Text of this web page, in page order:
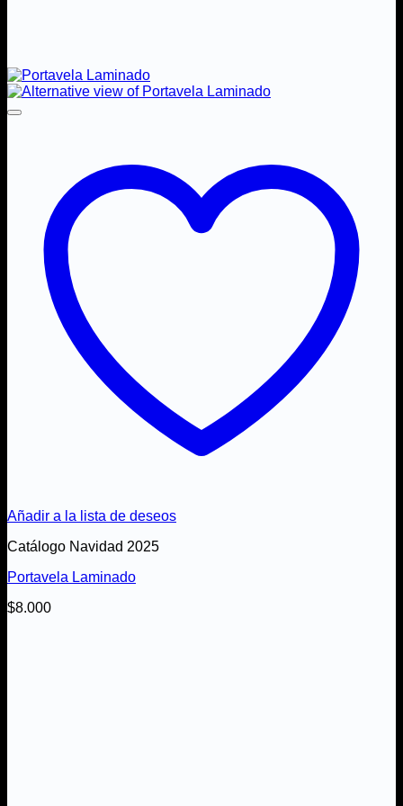
Añadir a la lista de deseos
Catálogo Navidad 2025
Portavela Laminado
$8.000